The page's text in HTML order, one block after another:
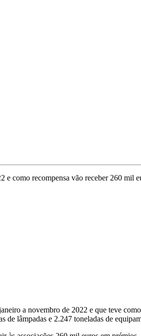
e como recompensa vão receber 260 mil
a novembro de 2022 e que teve
lâmpadas e 2.247 toneladas de